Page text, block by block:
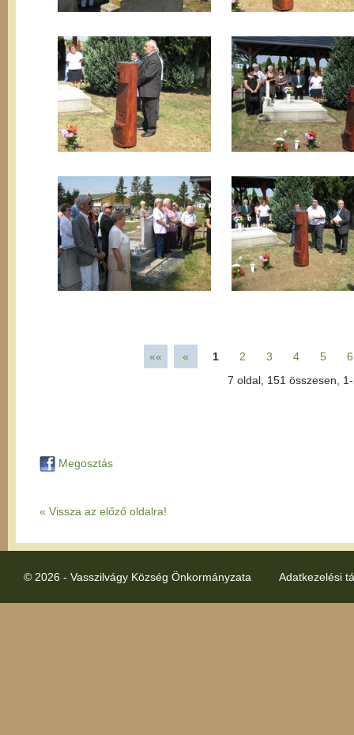
«« « 1 2 3 4 5
6
7 oldal, 151 összesen,
Megosztás
« Vissza az előző oldalra!
© 2026 - Vasszilvágy Község Önkormányzata Adatkezelési